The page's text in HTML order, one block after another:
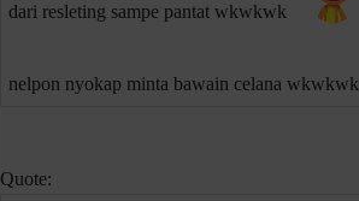
dari resleting sampe pantat wkwkwk
nelpon nyokap minta bawain celana wkwkwk
Quote: